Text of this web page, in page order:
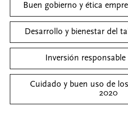
Buen gobierno y ética
Desarrollo y bienestar del
Inversión
Cuidado y buen uso de los
2020